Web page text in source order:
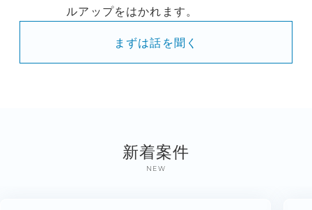
ルアップをはかれます。
まずは話を聞く
新着案件
NEW